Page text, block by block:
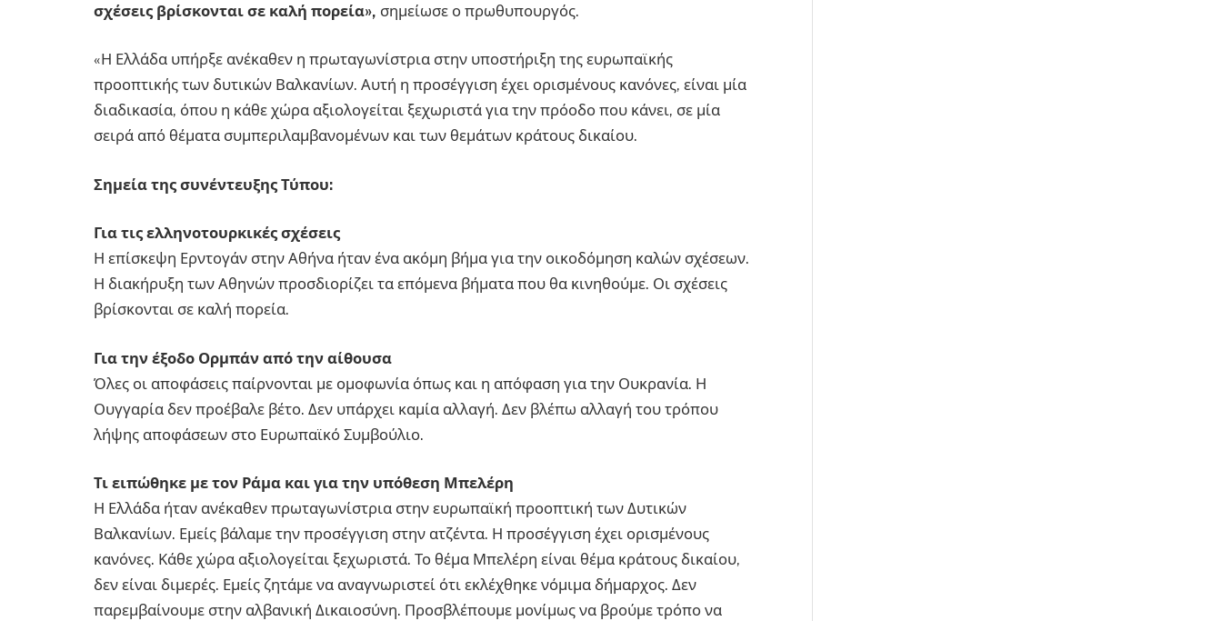
σχέσεις βρίσκονται σε καλή πορεία», σημείωσε ο πρωθυπουργός.
«Η Ελλάδα υπήρξε ανέκαθεν η πρωταγωνίστρια στην υποστήριξη της ευρωπαϊκής
προοπτικής των δυτικών Βαλκανίων. Αυτή η προσέγγιση έχει ορισμένους κανόνες, είναι μία
διαδικασία, όπου η κάθε χώρα αξιολογείται ξεχωριστά για την πρόοδο που κάνει, σε μία
σειρά από θέματα συμπεριλαμβανομένων και των θεμάτων κράτους δικαίου.
Σημεία της συνέντευξης Τύπου:
Για τις ελληνοτουρκικές σχέσεις
Η επίσκεψη Ερντογάν στην Αθήνα ήταν ένα ακόμη βήμα για την οικοδόμηση καλών σχέσεων.
Η διακήρυξη των Αθηνών προσδιορίζει τα επόμενα βήματα που θα κινηθούμε. Οι σχέσεις
βρίσκονται σε καλή πορεία.
Για την έξοδο Ορμπάν από την αίθουσα
Όλες οι αποφάσεις παίρνονται με ομοφωνία όπως και η απόφαση για την Ουκρανία. Η
Ουγγαρία δεν προέβαλε βέτο. Δεν υπάρχει καμία αλλαγή. Δεν βλέπω αλλαγή του τρόπου
λήψης αποφάσεων στο Ευρωπαϊκό Συμβούλιο.
Τι ειπώθηκε με τον Ράμα και για την υπόθεση Μπελέρη
Η Ελλάδα ήταν ανέκαθεν πρωταγωνίστρια στην ευρωπαϊκή προοπτική των Δυτικών
Βαλκανίων. Εμείς βάλαμε την προσέγγιση στην ατζέντα. Η προσέγγιση έχει ορισμένους
κανόνες. Κάθε χώρα αξιολογείται ξεχωριστά. Το θέμα Μπελέρη είναι θέμα κράτους δικαίου,
δεν είναι διμερές. Εμείς ζητάμε να αναγνωριστεί ότι εκλέχθηκε νόμιμα δήμαρχος. Δεν
παρεμβαίνουμε στην αλβανική Δικαιοσύνη. Προσβλέπουμε μονίμως να βρούμε τρόπο να